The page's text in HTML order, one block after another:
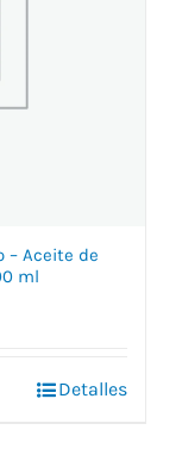
– Aceite de
ml
Detalles